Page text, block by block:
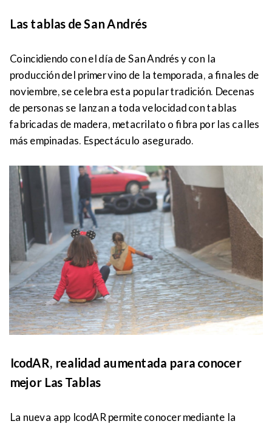
Las tablas de San Andrés
Coincidiendo con el día de San Andrés y con la
producción del primer vino de la temporada, a finales de
noviembre, se celebra esta popular tradición. Decenas
de personas se lanzan a toda velocidad con tablas
fabricadas de madera, metacrilato o fibra por las calles
más empinadas. Espectáculo asegurado.
IcodAR, realidad aumentada para conocer
mejor Las Tablas
La nueva app IcodAR permite conocer mediante la